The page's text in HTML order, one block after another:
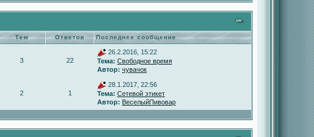
Тем Ответов Последнее сообщение
3 22
26.2.2016, 15:22
Тема: Свободное время
Автор: чувачок
2 1
28.1.2017, 22:56
Тема: Сетевой этикет
Автор: ВеселыйПивовар